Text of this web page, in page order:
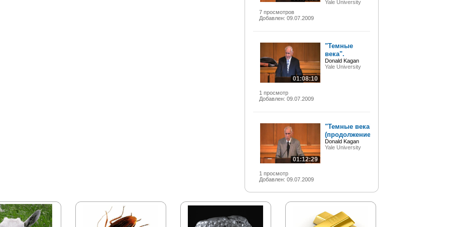
7 просмотров
Добавлен: 09.07.2009
Yale University
01:08:10
1 просмотр
Добавлен: 09.07.2009
"Темные
века".
Donald Kagan
Yale University
01:12:29
1 просмотр
Добавлен: 09.07.2009
"Темные века"
(продолжение).
Donald Kagan
Yale University